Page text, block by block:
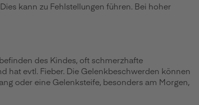
kann zu Fehlstellungen führen. Bei hoher
des Kindes, oft schmerzhafte
hat evtl. Fieber. Die Gelenkbeschwerden können
oder eine Gelenksteife, besonders am Morgen,